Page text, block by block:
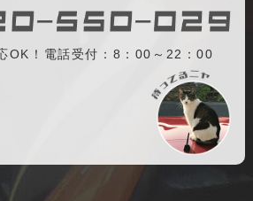
OK！電話受付：8：00～22：00